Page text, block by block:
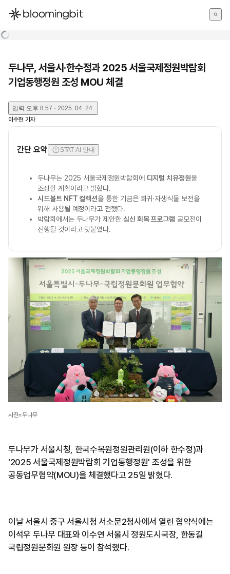
한국어
두나무, 서울시·한수정과 2025 서울국제정원박람회
기업동행정원 조성 MOU 체결
입력 오후 8:57 · 2025. 04. 24.
이수현 기자
간단 요약 STAT AI 안내
두나무는 2025 서울국제정원박람회에 디지털 치유정원을
조성할 계획이라고 밝혔다.
시드볼트 NFT 컬렉션을 통한 기금은 희귀·자생식물 보전을
위해 사용될 예정이라고 전했다.
박람회에서는 두나무가 제안한 심신 회복 프로그램 공모전이
진행될 것이라고 덧붙였다.
사진=두나무
두나무가 서울시청, 한국수목원정원관리원(이하 한수정)과
'2025 서울국제정원박람회 기업동행정원' 조성을 위한
공동업무협약(MOU)을 체결했다고 25일 밝혔다.
이날 서울시 중구 서울시청 서소문2청사에서 열린 협약식에는
이석우 두나무 대표와 이수연 서울시 정원도시국장, 한동길
국립정원문화원 원장 등이 참석했다.